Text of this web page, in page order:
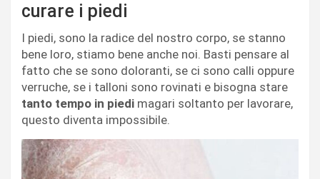
curare i piedi
I piedi, sono la radice del nostro corpo, se stanno
bene loro, stiamo bene anche noi. Basti pensare al
fatto che se sono doloranti, se ci sono calli oppure
verruche, se i talloni sono rovinati e bisogna stare
tanto tempo in piedi magari soltanto per lavorare,
questo diventa impossibile.